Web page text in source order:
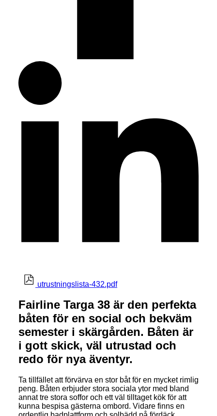
utrustningslista-432.pdf
Fairline Targa 38 är den perfekta
båten för en social och bekväm
semester i skärgården. Båten är
i gott skick, väl utrustad och
redo för nya äventyr.
Ta tillfället att förvärva en stor båt för en mycket rimlig
peng. Båten erbjuder stora sociala ytor med bland
annat tre stora soffor och ett väl tilltaget kök för att
kunna bespisa gästerna ombord. Vidare finns en